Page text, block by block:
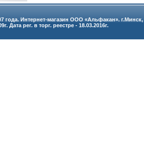
года. Интернет-магазин ООО «Альфакан».
Дата рег. в торг. реестре - 18.03.2016г.